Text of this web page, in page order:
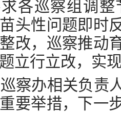
各巡察组调
头性问题即时
改，巡察推动
立行立改，实
察办相关负责
要举措，下一